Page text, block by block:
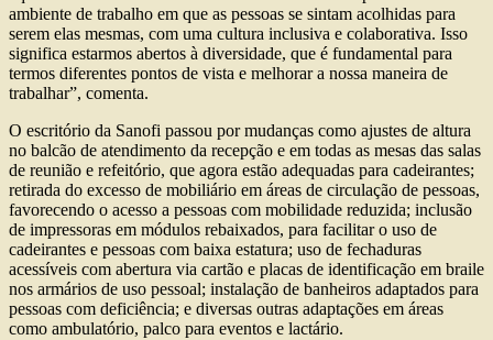
ambiente de trabalho em que as pessoas se sintam acolhidas para
serem elas mesmas, com uma cultura inclusiva e colaborativa. Isso
significa estarmos abertos à diversidade, que é fundamental para
termos diferentes pontos de vista e melhorar a nossa maneira de
trabalhar”, comenta.
O escritório da Sanofi passou por mudanças como ajustes de altura
no balcão de atendimento da recepção e em todas as mesas das salas
de reunião e refeitório, que agora estão adequadas para cadeirantes;
retirada do excesso de mobiliário em áreas de circulação de pessoas,
favorecendo o acesso a pessoas com mobilidade reduzida; inclusão
de impressoras em módulos rebaixados, para facilitar o uso de
cadeirantes e pessoas com baixa estatura; uso de fechaduras
acessíveis com abertura via cartão e placas de identificação em braile
nos armários de uso pessoal; instalação de banheiros adaptados para
pessoas com deficiência; e diversas outras adaptações em áreas
como ambulatório, palco para eventos e lactário.